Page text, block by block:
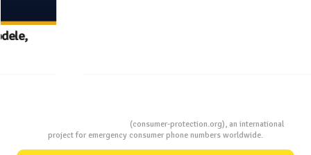
InfoCons – 243 de documente de acreditare pentru
(consumer-protection.org), an international
project for emergency consumer phone numbers worldwide.